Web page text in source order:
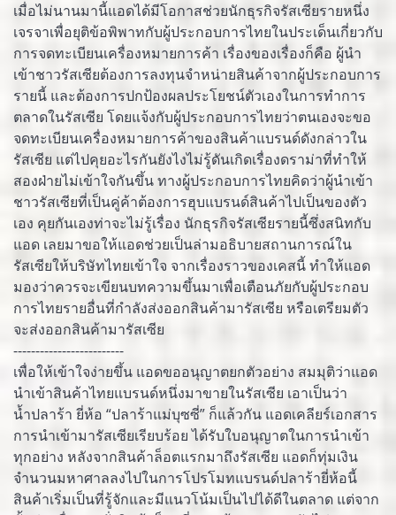
เมื่อไม่นานมานี้แอดได้มีโอกาสช่วยนักธุรกิจรัสเซียรายหนึ่ง
เจรจาเพื่อยุติข้อพิพาทกับผู้ประกอบการไทยในประเด็นเกี่ยวกับ
การจดทะเบียนเครื่องหมายการค้า เรื่องของเรื่องก็คือ ผู้นำ
เข้าชาวรัสเซียต้องการลงทุนจำหน่ายสินค้าจากผู้ประกอบการ
รายนี้ และต้องการปกป้องผลประโยชน์ตัวเองในการทำการ
ตลาดในรัสเซีย โดยแจ้งกับผู้ประกอบการไทยว่าตนเองจะขอ
จดทะเบียนเครื่องหมายการค้าของสินค้าแบรนด์ดังกล่าวใน
รัสเซีย แต่ไปคุยอะไรกันยังไงไม่รู้ดันเกิดเรื่องดราม่าที่ทำให้
สองฝ่ายไม่เข้าใจกันขึ้น ทางผู้ประกอบการไทยคิดว่าผู้นำเข้า
ชาวรัสเซียที่เป็นคู่ค้าต้องการฮุบแบรนด์สินค้าไปเป็นของตัว
เอง คุยกันเองท่าจะไม่รู้เรื่อง นักธุรกิจรัสเซียรายนี้ซึ่งสนิทกับ
แอด เลยมาขอให้แอดช่วยเป็นล่ามอธิบายสถานการณ์ใน
รัสเซียให้บริษัทไทยเข้าใจ จากเรื่องราวของเคสนี้ ทำให้แอด
มองว่าควรจะเขียนบทความขึ้นมาเพื่อเตือนภัยกับผู้ประกอบ
การไทยรายอื่นที่กำลังส่งออกสินค้ามารัสเซีย หรือเตรียมตัว
จะส่งออกสินค้ามารัสเซีย
-------------------------
เพื่อให้เข้าใจง่ายขึ้น แอดขออนุญาตยกตัวอย่าง สมมุติว่าแอด
นำเข้าสินค้าไทยแบรนด์หนึ่งมาขายในรัสเซีย เอาเป็นว่า
น้ำปลาร้า ยี่ห้อ “ปลาร้าแม่บุซซี่” ก็แล้วกัน แอดเคลียร์เอกสาร
การนำเข้ามารัสเซียเรียบร้อย ได้รับใบอนุญาตในการนำเข้า
ทุกอย่าง หลังจากสินค้าล็อตแรกมาถึงรัสเซีย แอดก็ทุ่มเงิน
จำนวนมหาศาลลงไปในการโปรโมทแบรนด์ปลาร้ายี่ห้อนี้
สินค้าเริ่มเป็นที่รู้จักและมีแนวโน้มเป็นไปได้ดีในตลาด แต่จาก